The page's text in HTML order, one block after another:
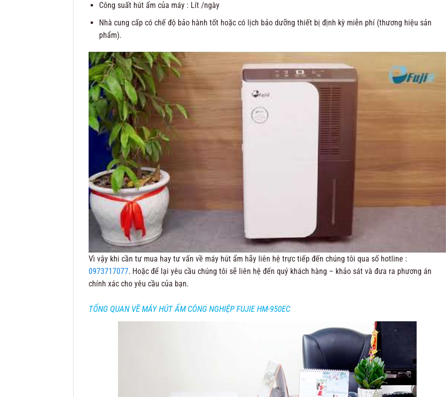
Công suất hút ẩm của máy : Lít /ngày
Nhà cung cấp có chế độ bảo hành tốt hoặc có lịch bảo dưỡng thiết bị định kỳ miễn phí (thương hiệu sản
phẩm).
Vì vậy khi cần tư mua hay tư vấn về máy hút ẩm hãy liên hệ trực tiếp đến chúng tôi qua số hotline :
0973717077. Hoặc để lại yêu cầu chúng tôi sẽ liên hệ đến quý khách hàng – khảo sát và đưa ra phương án
chính xác cho yêu cầu của bạn.
TỔNG QUAN VỀ MÁY HÚT ẨM CÔNG NGHIỆP FUJIE HM-950EC